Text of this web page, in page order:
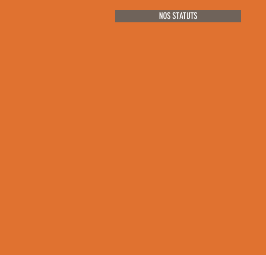
NOS STATUTS